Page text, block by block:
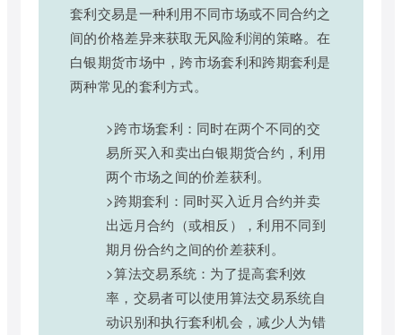
套利交易是一种利用不同市场或不同合约之
间的价格差异来获取无风险利润的策略。在
白银期货市场中，跨市场套利和跨期套利是
两种常见的套利方式。
>跨市场套利：同时在两个不同的交
易所买入和卖出白银期货合约，利用
两个市场之间的价差获利。
>跨期套利：同时买入近月合约并卖
出远月合约（或相反），利用不同到
期月份合约之间的价差获利。
>算法交易系统：为了提高套利效
率，交易者可以使用算法交易系统自
动识别和执行套利机会，减少人为错